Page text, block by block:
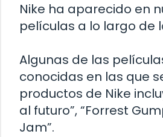
Nike ha aparecido en
películas a lo largo de
Algunas de las
conocidas en las que
productos de Nike
al futuro”, “Forrest
Jam”.